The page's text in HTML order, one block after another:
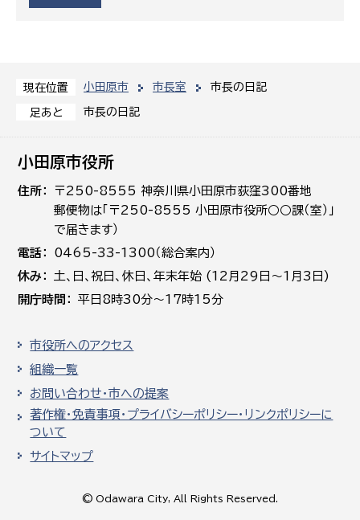
現在位置 小田原市 市長室 市長の日記
足あと 市長の日記
小田原市役所
住所
〒250-8555 神奈川県小田原市荻窪300番地
郵便物は「〒250-8555 小田原市役所○○課（室）」
で届きます）
電話
0465-33-1300（総合案内）
休み
土､日､祝日、休日、年末年始 (12月29日～1月3日)
開庁時間
平日8時30分～17時15分
市役所へのアクセス
組織一覧
お問い合わせ・市への提案
著作権・免責事項・プライバシーポリシー・リンクポリシーに
ついて
サイトマップ
© Odawara City, All Rights Reserved.